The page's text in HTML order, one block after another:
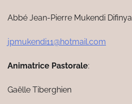
Abbé Jean-Pierre Mukendi Difinya
jpmukendi11@hotmail.com
Animatrice Pastorale:
Gaëlle Tiberghien